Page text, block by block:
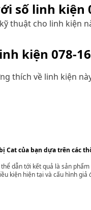
số linh kiện
thuật cho linh kiện
kiện 078-
thích về linh kiện
của bạn dựa trên các
dẫn tới kết quả là sản
kiện hiện tại và cấu hình